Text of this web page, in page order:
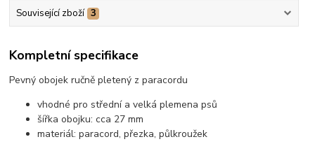
Související zboží 3
Kompletní specifikace
Pevný obojek ručně pletený z paracordu
vhodné pro střední a velká plemena psů
šířka obojku: cca 27 mm
materiál: paracord, přezka, půlkroužek